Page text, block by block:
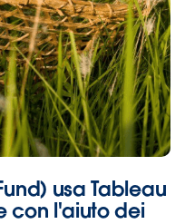
usa Tableau
con l'aiuto dei